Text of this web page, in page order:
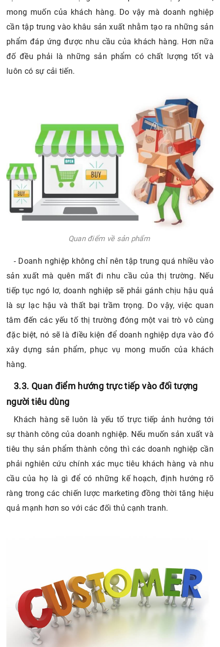
mong muốn của khách hàng. Do vậy mà doanh nghiệp
cần tập trung vào khâu sản xuất nhằm tạo ra những sản
phẩm đáp ứng được nhu cầu của khách hàng. Hơn nữa
đố đều phải là những sản phẩm có chất lượng tốt và
luôn có sự cải tiến.
Quan điểm về sản phẩm
- Doanh nghiệp không chỉ nên tập trung quá nhiều vào
sản xuất mà quên mất đi nhu cầu của thị trường. Nếu
tiếp tục ngó lơ, doanh nghiệp sẽ phải gánh chịu hậu quả
là sự lạc hậu và thất bại trầm trọng. Do vậy, việc quan
tâm đến các yếu tố thị trường đóng một vai trò vô cùng
đặc biệt, nó sẽ là điều kiện để doanh nghiệp dựa vào đó
xây dựng sản phẩm, phục vụ mong muốn của khách
hàng.
3.3. Quan điểm hướng trực tiếp vào đối tượng
người tiêu dùng
Khách hàng sẽ luôn là yếu tố trực tiếp ảnh hưởng tới
sự thành công của doanh nghiệp. Nếu muốn sản xuất và
tiêu thụ sản phẩm thành công thì các doanh nghiệp cần
phải nghiên cứu chính xác mục tiêu khách hàng và nhu
cầu của họ là gì để có những kế hoạch, định hướng rõ
ràng trong các chiến lược marketing đồng thời tăng hiệu
quả mạnh hơn so với các đối thủ cạnh tranh.